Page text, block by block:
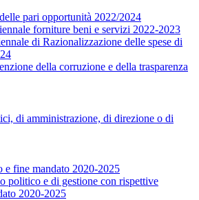
pari opportunità 2022/2024
forniture beni e servizi 2022-2023
di Razionalizzazione delle spese di
della corruzione e della trasparenza
di amministrazione, di direzione o di
fine mandato 2020-2025
politico e di gestione con rispettive
2020-2025